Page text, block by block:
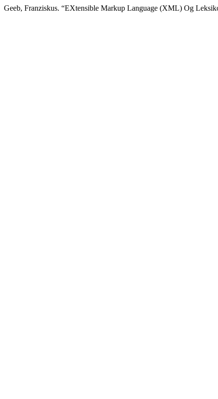
Geeb, Franziskus. “EXtensible Markup Language (XML) Og